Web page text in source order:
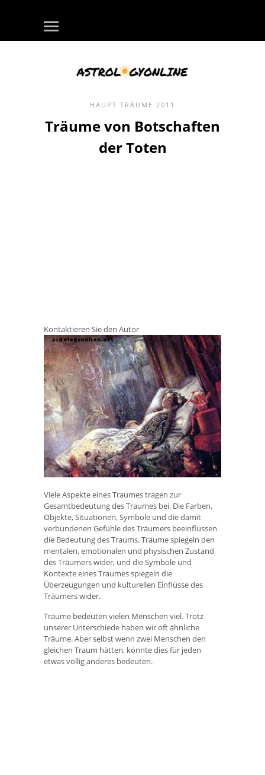
HAUPT TRÄUME 2011
Träume von Botschaften
der Toten
Kontaktieren Sie den Autor
Viele Aspekte eines Traumes tragen zur
Gesamtbedeutung des Traumes bei. Die Farben,
Objekte, Situationen, Symbole und die damit
verbundenen Gefühle des Träumers beeinflussen
die Bedeutung des Traums. Träume spiegeln den
mentalen, emotionalen und physischen Zustand
des Träumers wider, und die Symbole und
Kontexte eines Traumes spiegeln die
Überzeugungen und kulturellen Einflüsse des
Träumers wider.
Träume bedeuten vielen Menschen viel. Trotz
unserer Unterschiede haben wir oft ähnliche
Träume. Aber selbst wenn zwei Menschen den
gleichen Traum hätten, könnte dies für jeden
etwas völlig anderes bedeuten.